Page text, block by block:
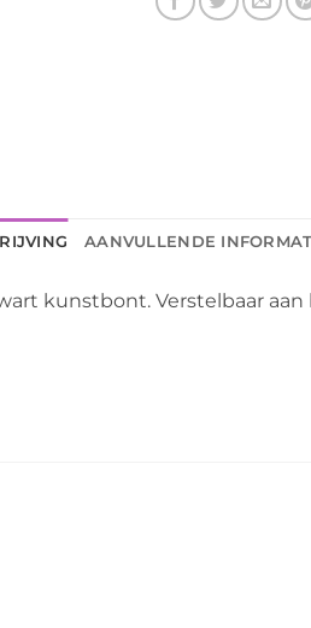
AANVULLENDE
kunstbont. Verstelbaar